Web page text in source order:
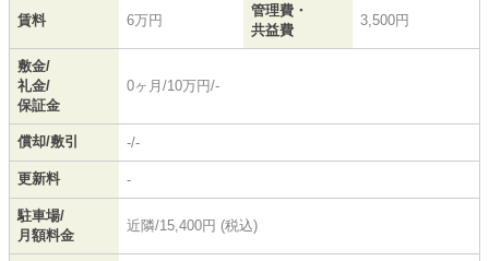
賃料 6万円
管理費・
共益費
3,500円
敷金/
礼金/
保証金
0ヶ月/10万円/-
償却/敷引 -/-
更新料 -
駐車場/
月額料金
近隣/15,400円 (税込)